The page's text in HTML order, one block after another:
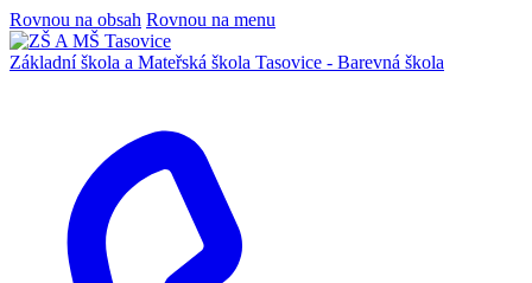
Rovnou na obsah Rovnou na menu
Základní škola a Mateřská škola Tasovice - Barevná škola